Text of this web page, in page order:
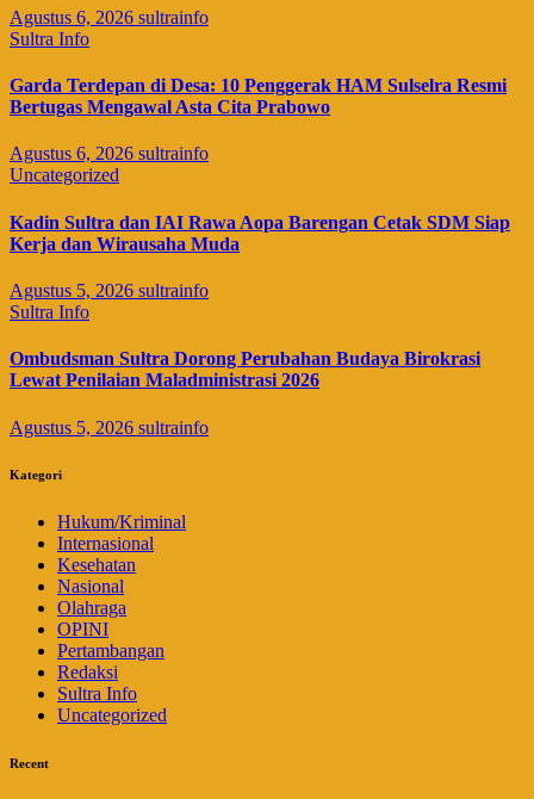
Agustus 6, 2026 sultrainfo
Sultra Info
Garda Terdepan di Desa: 10 Penggerak HAM Sulselra Resmi
Bertugas Mengawal Asta Cita Prabowo
Agustus 6, 2026 sultrainfo
Uncategorized
Kadin Sultra dan IAI Rawa Aopa Barengan Cetak SDM Siap
Kerja dan Wirausaha Muda
Agustus 5, 2026 sultrainfo
Sultra Info
Ombudsman Sultra Dorong Perubahan Budaya Birokrasi
Lewat Penilaian Maladministrasi 2026
Agustus 5, 2026 sultrainfo
Kategori
Hukum/Kriminal
Internasional
Kesehatan
Nasional
Olahraga
OPINI
Pertambangan
Redaksi
Sultra Info
Uncategorized
Recent